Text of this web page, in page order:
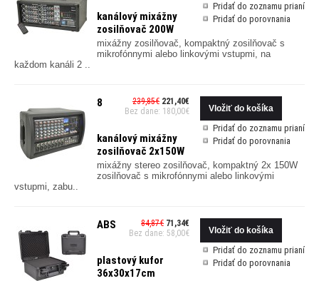
Pridať do zoznamu prianí
Pridať do porovnania
kanálový mixážny
zosilňovač 200W
mixážny zosilňovač, kompaktný zosilňovač s
mikrofónnymi alebo linkovými vstupmi, na
každom kanáli 2 ..
Pridať do zoznamu prianí
Pridať do porovnania
239,85€ 221,40€
Bez dane: 180,00€
8
kanálový mixážny
zosilňovač 2x150W
mixážny stereo zosilňovač, kompaktný 2x 150W
zosilňovač s mikrofónnymi alebo linkovými
vstupmi, zabu..
Pridať do zoznamu prianí
Pridať do porovnania
84,87€ 71,34€
Bez dane: 58,00€
ABS
plastový kufor
36x30x17cm